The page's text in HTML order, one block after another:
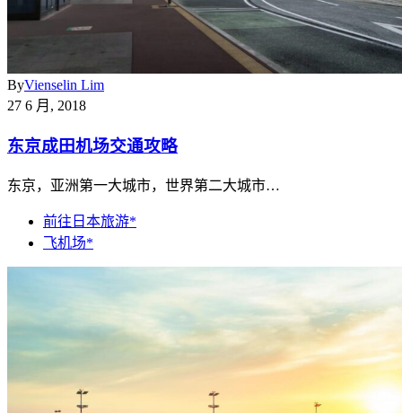
ByVienselin Lim
27 6 月, 2018
东京成田机场交通攻略
东京，亚洲第一大城市，世界第二大城市…
前往日本旅游*
飞机场*